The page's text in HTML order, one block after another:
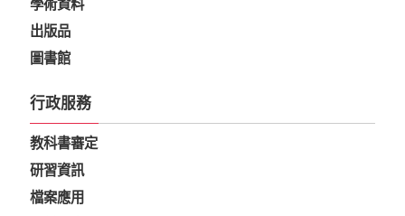
學術資料
出版品
圖書館
行政服務
教科書審定
研習資訊
檔案應用